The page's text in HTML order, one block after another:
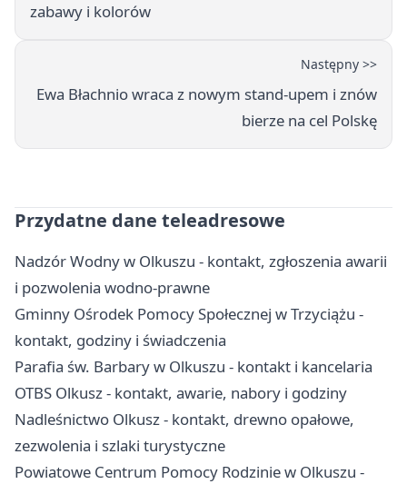
zabawy i kolorów
Następny >>
Ewa Błachnio wraca z nowym stand-upem i znów
bierze na cel Polskę
Przydatne dane teleadresowe
Nadzór Wodny w Olkuszu - kontakt, zgłoszenia awarii
i pozwolenia wodno-prawne
Gminny Ośrodek Pomocy Społecznej w Trzyciążu -
kontakt, godziny i świadczenia
Parafia św. Barbary w Olkuszu - kontakt i kancelaria
OTBS Olkusz - kontakt, awarie, nabory i godziny
Nadleśnictwo Olkusz - kontakt, drewno opałowe,
zezwolenia i szlaki turystyczne
Powiatowe Centrum Pomocy Rodzinie w Olkuszu -